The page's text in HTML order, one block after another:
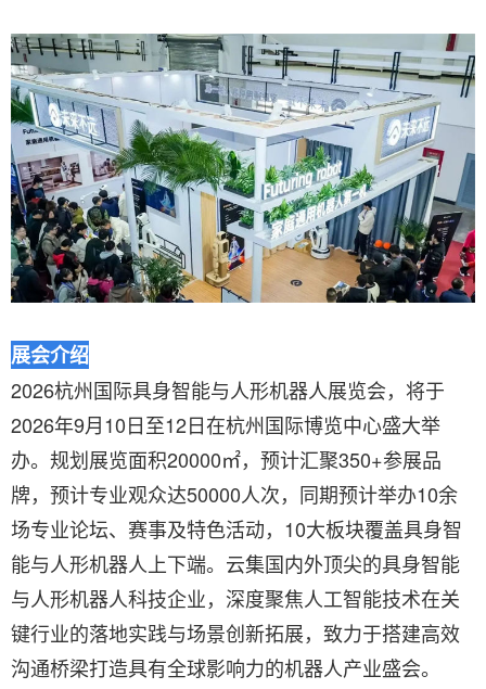
展会介绍
2026杭州国际具身智能与人形机器人展览会，将于
2026年9月10日至12日在杭州国际博览中心盛大举
办。规划展览面积20000㎡，预计汇聚350+参展品
牌，预计专业观众达50000人次，同期预计举办10余
场专业论坛、赛事及特色活动，10大板块覆盖具身智
能与人形机器人上下端。云集国内外顶尖的具身智能
与人形机器人科技企业，深度聚焦人工智能技术在关
键行业的落地实践与场景创新拓展，致力于搭建高效
沟通桥梁打造具有全球影响力的机器人产业盛会。